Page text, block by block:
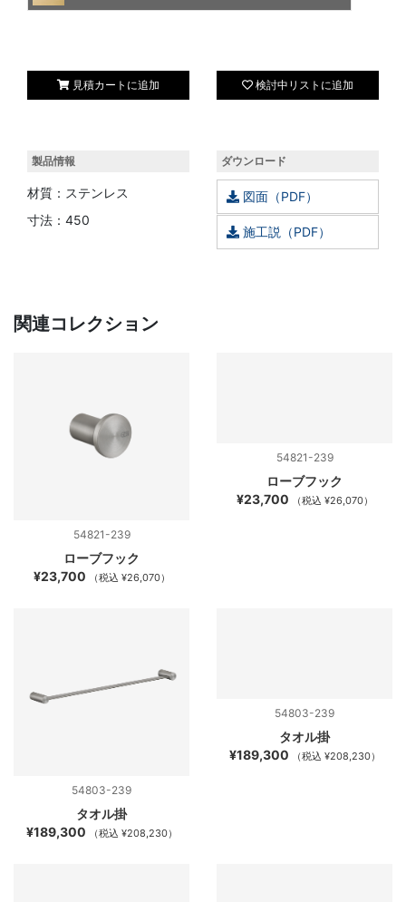
見積カートに追加 検討中リストに追加
製品情報
材質：ステンレス
寸法：450
ダウンロード
図面（PDF）
施工説（PDF）
関連コレクション
54821-239
ローブフック
¥23,700
（税込 ¥26,070）
54821-239
ローブフック
¥23,700
（税込 ¥26,070）
54803-239
タオル掛
¥189,300
（税込 ¥208,230）
54803-239
タオル掛
¥189,300
（税込 ¥208,230）